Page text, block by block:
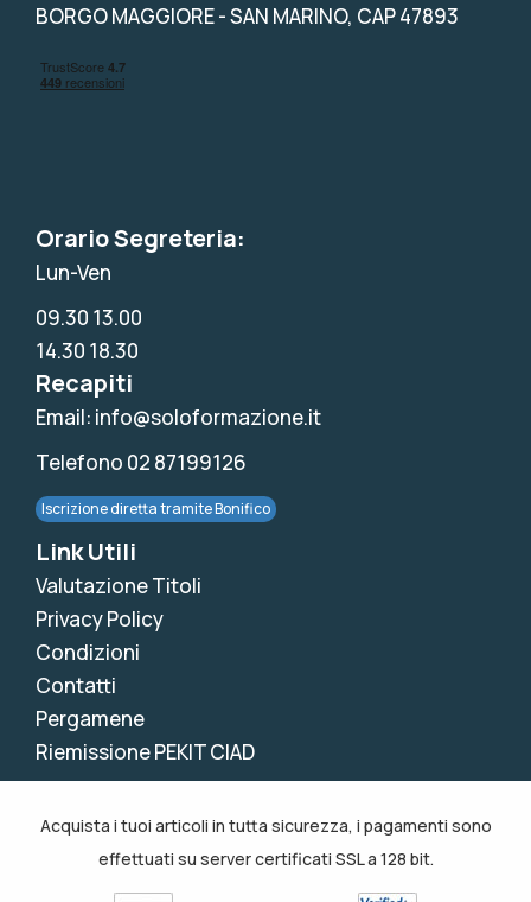
BORGO MAGGIORE - SAN MARINO, CAP 47893
Orario Segreteria:
Lun-Ven
09.30 13.00
14.30 18.30
Recapiti
Email: info@soloformazione.it
Telefono 02 87199126
Iscrizione diretta tramite Bonifico
Link Utili
Valutazione Titoli
Privacy Policy
Condizioni
Contatti
Pergamene
Riemissione PEKIT CIAD
Acquista i tuoi articoli in tutta sicurezza, i pagamenti sono
effettuati su server certificati SSL a 128 bit.